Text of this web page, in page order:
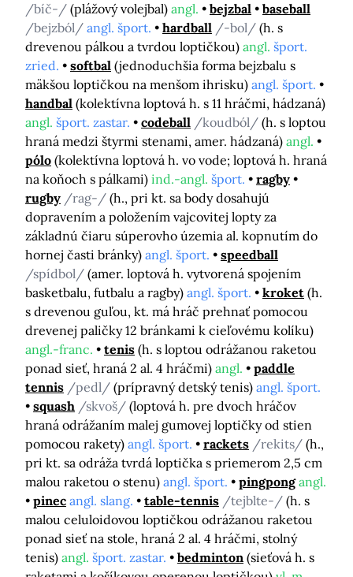
/bíč-/ (plážový volejbal) angl. bejzbal
baseball
/bejzból/ angl. šport. hardball /-bol/ (h. s
drevenou pálkou a tvrdou loptičkou) angl. šport.
zried.
softbal (jednoduchšia forma bejzbalu s
mäkšou loptičkou na menšom ihrisku) angl. šport.
handbal (kolektívna loptová h. s 11 hráčmi, hádzaná)
angl. šport. zastar. codeball /koudból/ (h. s loptou
hraná medzi štyrmi stenami, amer. hádzaná) angl.
pólo (kolektívna loptová h. vo vode; loptová h. hraná
na koňoch s pálkami) ind.-angl. šport.
ragby
rugby /rag-/ (h., pri kt. sa body dosahujú
dopravením a položením vajcovitej lopty za
základnú čiaru súperovho územia al. kopnutím do
hornej časti bránky) angl. šport.
speedball
/spídbol/ (amer. loptová h. vytvorená spojením
basketbalu, futbalu a ragby) angl. šport. kroket (h.
s drevenou guľou, kt. má hráč prehnať pomocou
drevenej paličky 12 bránkami k cieľovému kolíku)
angl.-franc.
tenis (h. s loptou odrážanou raketou
ponad sieť, hraná 2 al. 4 hráčmi) angl.
paddle
tennis /pedl/ (prípravný detský tenis) angl. šport.
squash /skvoš/ (loptová h. pre dvoch hráčov
hraná odrážaním malej gumovej loptičky od stien
pomocou rakety) angl. šport. rackets /rekits/ (h.,
pri kt. sa odráža tvrdá loptička s priemerom 2,5 cm
malou raketou o stenu) angl. šport. pingpong angl.
pinec angl. slang. table-tennis /tejblte-/ (h. s
malou celuloidovou loptičkou odrážanou raketou
ponad sieť na stole, hraná 2 al. 4 hráčmi, stolný
tenis) angl. šport. zastar. bedminton (sieťová h. s